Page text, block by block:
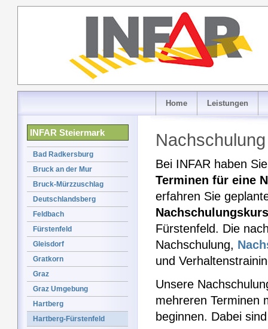
Home Leistungen
INFAR Steiermark
Bad Radkersburg
Bruck an der Mur
Bruck-Mürzzuschlag
Deutschlandsberg
Feldbach
Fürstenfeld
Gleisdorf
Gratkorn
Graz
Graz Umgebung
Hartberg
Hartberg-Fürstenfeld
Bei INFAR haben
Terminen für eine
erfahren Sie
Fürstenfeld. Die
Nachschulung,
und
Unsere
mehreren Terminen
beginnen. Dabei